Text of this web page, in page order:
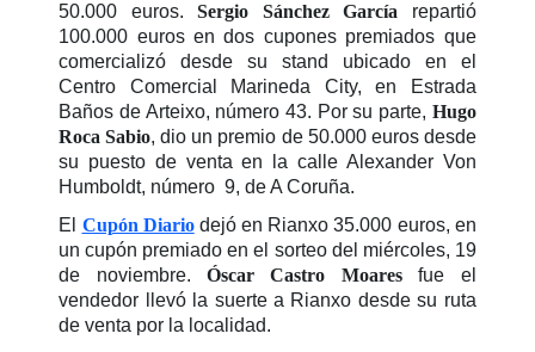
50.000 euros.Sergio Sánchez García repartió
100.000 euros en dos cupones premiados que
comercializó desde su stand ubicado en el
Centro Comercial Marineda City, en Estrada
Baños de Arteixo, número 43. Por su parte, Hugo
Roca Sabio, dio un premio de 50.000 euros desde
su puesto de venta en la calle Alexander Von
Humboldt, número 9, de A Coruña.
El Cupón Diariodejó en Rianxo 35.000 euros, en
un cupón premiado en el sorteo del miércoles, 19
de noviembre.Óscar Castro Moaresfue el
vendedor llevó la suerte a Rianxo desde su ruta
de venta por la localidad.